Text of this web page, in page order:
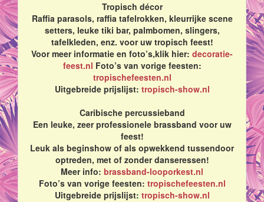
Tropisch décor
Raffia parasols, raffia tafelrokken, kleurrijke scene
setters, leuke tiki bar, palmbomen, slingers,
tafelkleden, enz. voor uw tropisch feest!
Voor meer informatie en foto’s,klik hier: decoratie-
feest.nl Foto’s van vorige feesten:
tropischefeesten.nl
Uitgebreide prijslijst: tropisch-show.nl
Caribische percussieband
Een leuke, zeer professionele brassband voor uw
feest!
Leuk als beginshow of als opwekkend tussendoor
optreden, met of zonder danseressen!
Meer info: brassband-looporkest.nl
Foto’s van vorige feesten: tropischefeesten.nl
Uitgebreide prijslijst: tropisch-show.nl